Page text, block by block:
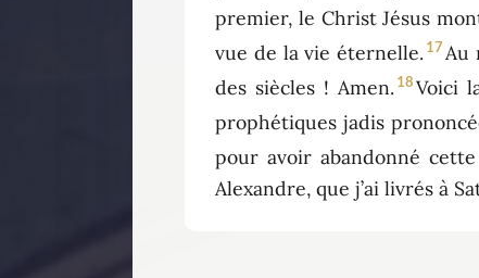
premier, le Christ Jésus
vue de la vie éternelle. 17 Au
des siècles ! Amen. 18 Voici
prophétiques jadis
pour avoir abandonné
Alexandre, que j’ai livrés à